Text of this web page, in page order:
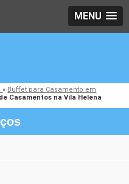
MENU
» Buffet para Casamento em
Casamentos na Vila Helena